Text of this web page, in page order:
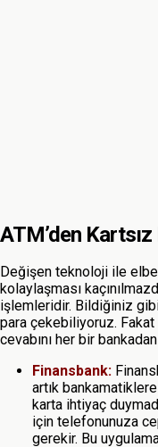
ATM’den
Değişen teknoloji ile
kolaylaşması
işlemleridir. Bildiğiniz
para çekebiliyoruz. Fakat
cevabını her bir
Finansbank:
artık
karta ihtiyaç
için telefonunuza
gerekir. Bu